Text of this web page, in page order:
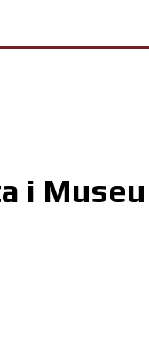
i Museu